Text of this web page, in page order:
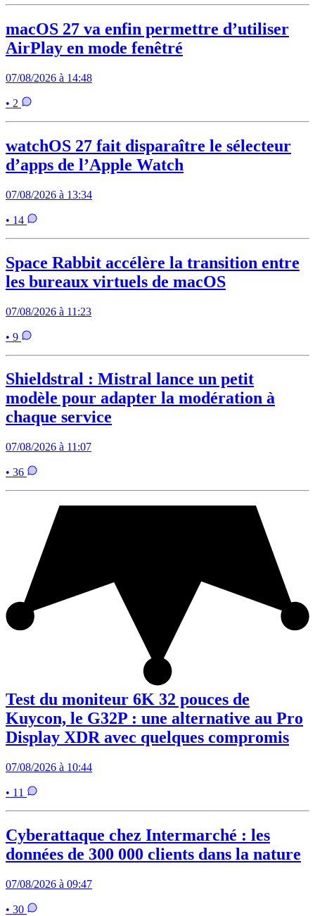
macOS 27 va enfin permettre d’utiliser
AirPlay en mode fenêtré
07/08/2026 à 14:48
• 2
watchOS 27 fait disparaître le sélecteur
d’apps de l’Apple Watch
07/08/2026 à 13:34
• 14
Space Rabbit accélère la transition entre
les bureaux virtuels de macOS
07/08/2026 à 11:23
• 9
Shieldstral : Mistral lance un petit
modèle pour adapter la modération à
chaque service
07/08/2026 à 11:07
• 36
Test du moniteur 6K 32 pouces de
Kuycon, le G32P : une alternative au Pro
Display XDR avec quelques compromis
07/08/2026 à 10:44
• 11
Cyberattaque chez Intermarché : les
données de 300 000 clients dans la nature
07/08/2026 à 09:47
• 30